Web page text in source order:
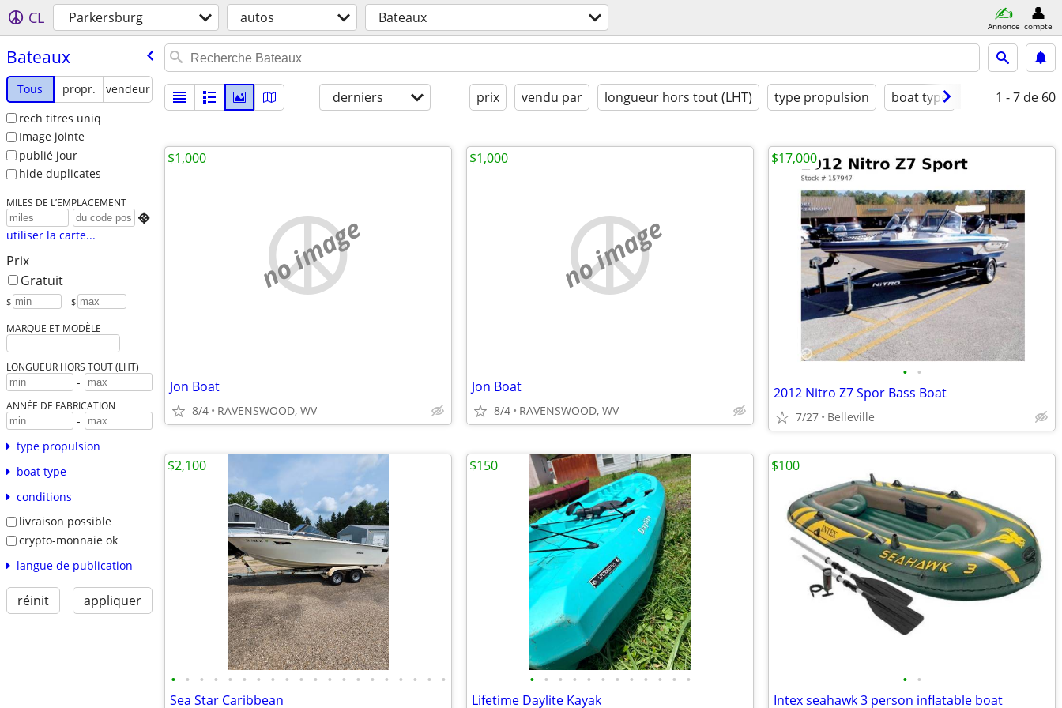
CL Parkersburg autos Bateaux Annonce compte
Bateaux
Tous propr.
vendeur
rech titres uniq
Image jointe
publié jour
hide duplicates
MILES DE L’EMPLACEMENT

utiliser la carte...
Prix
Gratuit
$ – $
MARQUE ET MODÈLE
LONGUEUR HORS TOUT (LHT)
-
ANNÉE DE FABRICATION
-
type propulsion
boat type
conditions
livraison possible
crypto-monnaie ok
langue de publication
réinit appliquer
derniers prix vendu par longueur hors tout (LHT) type propulsion boat type conditions
1 - 7 de 60
no image
Jon Boat
8/4 RAVENSWOOD, WV
$1,000
no image
Jon Boat
8/4 RAVENSWOOD, WV
$1,000
• •
2012 Nitro Z7 Spor Bass Boat
7/27 Belleville
$17,000
• • • • • • • • • • • • • • • • • • • •
Sea Star Caribbean
$2,100
• • • • • • • • • • • •
Lifetime Daylite Kayak
$150
• •
Intex seahawk 3 person inflatable boat
$100